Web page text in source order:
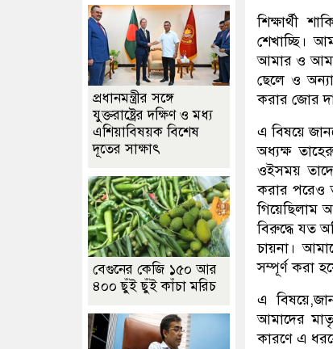
শিক্ষার্থী
শেখাচ্ছি।
আমার ও
ছেলে ও
করার জোর
এ বিষয়ে
অধ্যক্ষ
ওইসময়
করার পরেও
গিয়েছিলাম
বিরুদ্ধে যত
চায়না।
সম্পূর্ণ করা
এ
আমাদের
কারণে এ
প্রধানমন্ত্রীর সঙ্গে
যুক্তরাষ্ট্রের দক্ষিণ ও মধ্য
এশিয়াবিষয়ক বিশেষ
দূতের সাক্ষাৎ
বেগুনের কেজি ১৫০ আর
৪০০ ছুঁই ছুঁই কাঁচা মরিচ